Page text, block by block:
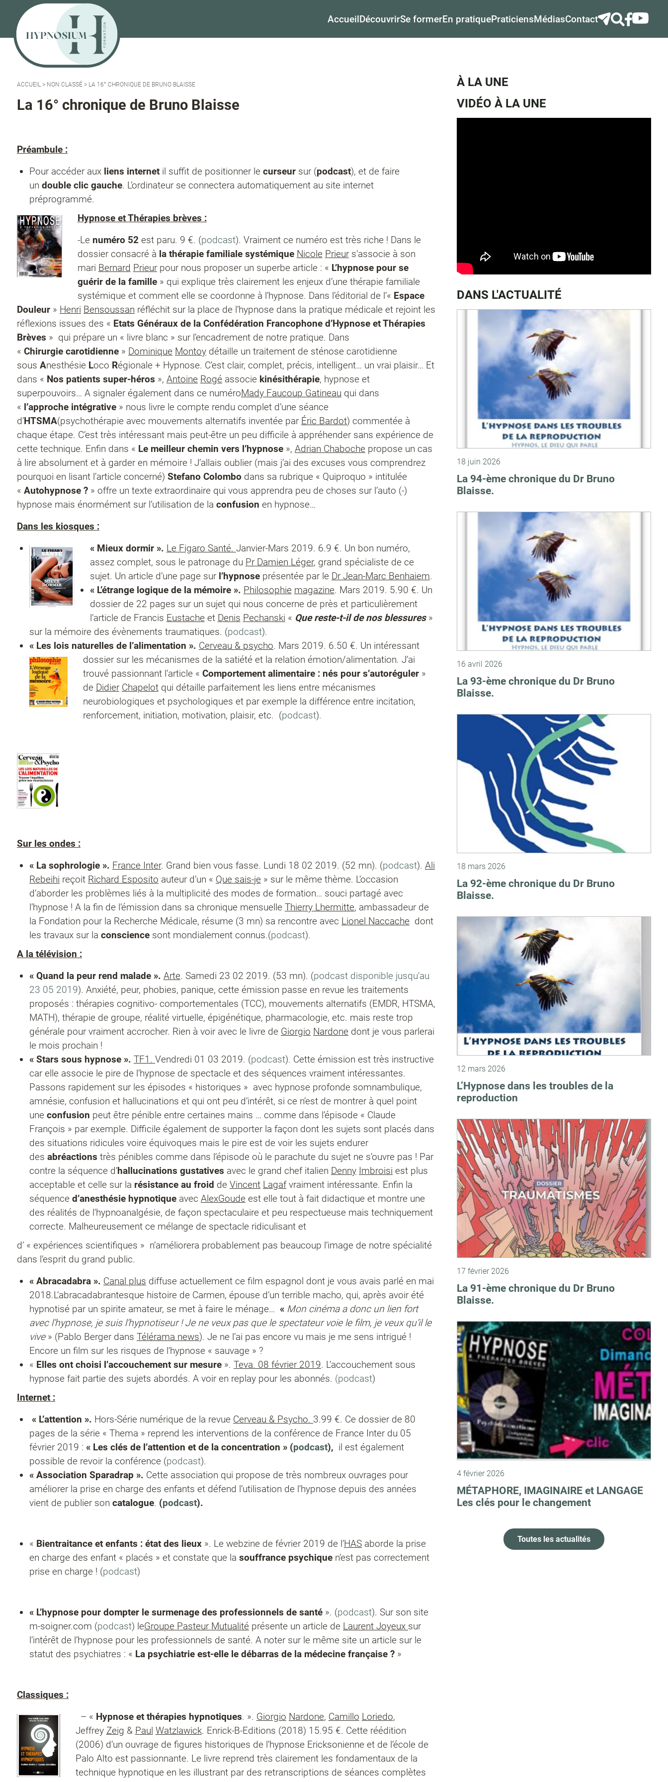
AccueilDécouvrirSe formerEn pratiquePraticiensMédiasContact
ACCUEIL > NON CLASSÉ > LA 16° CHRONIQUE DE BRUNO BLAISSE
La 16° chronique de Bruno Blaisse
Préambule :
Pour accéder aux liens internet il suffit de positionner le curseur sur (podcast), et de faire
un double clic gauche. L’ordinateur se connectera automatiquement au site internet
préprogrammé.
Hypnose et Thérapies brèves :
-Le numéro 52est paru. 9 €. (podcast). Vraiment ce numéro est très riche ! Dans le
dossier consacré à la thérapie familiale systémique Nicole Prieurs’associe à son
mari Bernard Prieurpour nous proposer un superbe article : « L’hypnose pour se
guérir de la famille» qui explique très clairement les enjeux d’une thérapie familiale
systémique et comment elle se coordonne à l’hypnose. Dans l’éditorial de l’« Espace
Douleur » Henri Bensoussan réfléchit sur la place de l’hypnose dans la pratique médicale et rejoint les
réflexions issues des « Etats Généraux de la Confédération Francophone d’Hypnose et Thérapies
Brèves » qui prépare un « livre blanc » sur l’encadrement de notre pratique. Dans
« Chirurgie carotidienne » Dominique Montoy détaille un traitement de sténose carotidienne
sous Anesthésie Loco Régionale + Hypnose. C’est clair, complet, précis, intelligent… un vrai plaisir… Et
dans « Nos patients super-héros », Antoine Rogé associe kinésithérapie, hypnose et
superpouvoirs… A signaler également dans ce numéroMady Faucoup Gatineau qui dans
« l’approche intégrative » nous livre le compte rendu complet d’une séance
d’HTSMA(psychothérapie avec mouvements alternatifs inventée par Éric Bardot) commentée à
chaque étape. C’est très intéressant mais peut-être un peu difficile à appréhender sans expérience de
cette technique. Enfin dans « Le meilleur chemin vers l’hypnose », Adrian Chaboche propose un cas
à lire absolument et à garder en mémoire ! J’allais oublier (mais j’ai des excuses vous comprendrez
pourquoi en lisant l’article concerné) Stefano Colombo dans sa rubrique « Quiproquo » intitulée
« Autohypnose ? » offre un texte extraordinaire qui vous apprendra peu de choses sur l’auto (-)
hypnose mais énormément sur l’utilisation de la confusion en hypnose…
Dans les kiosques :
« Mieux dormir ». Le Figaro Santé. Janvier-Mars 2019. 6.9 €. Un bon numéro,
assez complet, sous le patronage du Pr Damien Léger, grand spécialiste de ce
sujet. Un article d’une page sur l’hypnoseprésentée par le Dr Jean-Marc Benhaiem.
« L’étrange logique de la mémoire ». Philosophie magazine. Mars 2019. 5.90 €. Un
dossier de 22 pages sur un sujet qui nous concerne de près et particulièrement
l’article de Francis Eustache et Denis Pechanski « Que reste-t-il de nos blessures»
sur la mémoire des évènements traumatiques. (podcast).
« Les lois naturelles de l’alimentation ». Cerveau & psycho. Mars 2019. 6.50 €. Un intéressant
dossier sur les mécanismes de la satiété et la relation émotion/alimentation. J’ai
trouvé passionnant l’article « Comportement alimentaire : nés pour s’autoréguler»
de Didier Chapelotqui détaille parfaitement les liens entre mécanismes
neurobiologiques et psychologiques et par exemple la différence entre incitation,
renforcement, initiation, motivation, plaisir, etc. (podcast).
Sur les ondes :
« La sophrologie ». France Inter. Grand bien vous fasse. Lundi 18 02 2019. (52 mn). (podcast). Ali
Rebeihi reçoit Richard Esposito auteur d’un « Que sais-je » sur le même thème. L’occasion
d’aborder les problèmes liés à la multiplicité des modes de formation… souci partagé avec
l’hypnose ! A la fin de l’émission dans sa chronique mensuelle Thierry Lhermitte, ambassadeur de
la Fondation pour la Recherche Médicale, résume (3 mn) sa rencontre avec Lionel Naccache dont
les travaux sur la conscience sont mondialement connus.(podcast).
A la télévision :
« Quand la peur rend malade ». Arte. Samedi 23 02 2019. (53 mn). (podcast disponible jusqu’au
23 05 2019). Anxiété, peur, phobies, panique, cette émission passe en revue les traitements
proposés : thérapies cognitivo- comportementales (TCC), mouvements alternatifs (EMDR, HTSMA,
MATH), thérapie de groupe, réalité virtuelle, épigénétique, pharmacologie, etc. mais reste trop
générale pour vraiment accrocher. Rien à voir avec le livre de Giorgio Nardone dont je vous parlerai
le mois prochain !
« Stars sous hypnose ». TF1. Vendredi 01 03 2019. (podcast). Cette émission est très instructive
car elle associe le pire de l’hypnose de spectacle et des séquences vraiment intéressantes.
Passons rapidement sur les épisodes « historiques » avec hypnose profonde somnambulique,
amnésie, confusion et hallucinations et qui ont peu d’intérêt, si ce n’est de montrer à quel point
une confusion peut être pénible entre certaines mains … comme dans l’épisode « Claude
François » par exemple. Difficile également de supporter la façon dont les sujets sont placés dans
des situations ridicules voire équivoques mais le pire est de voir les sujets endurer
des abréactions très pénibles comme dans l’épisode où le parachute du sujet ne s’ouvre pas ! Par
contre la séquence d’hallucinations gustatives avec le grand chef italien Denny Imbroisi est plus
acceptable et celle sur la résistance au froid de Vincent Lagafvraiment intéressante. Enfin la
séquence d’anesthésie hypnotique avec AlexGoude est elle tout à fait didactique et montre une
des réalités de l’hypnoanalgésie, de façon spectaculaire et peu respectueuse mais techniquement
correcte. Malheureusement ce mélange de spectacle ridiculisant et
d’ « expériences scientifiques » n’améliorera probablement pas beaucoup l’image de notre spécialité
dans l’esprit du grand public.
« Abracadabra ». Canal plus diffuse actuellement ce film espagnol dont je vous avais parlé en mai
2018.L’abracadabrantesque histoire de Carmen, épouse d’un terrible macho, qui, après avoir été
hypnotisé par un spirite amateur, se met à faire le ménage… « Mon cinéma a donc un lien fort
avec l’hypnose, je suis l’hypnotiseur ! Je ne veux pas que le spectateur voie le film, je veux qu’il le
vive » (Pablo Berger dans Télérama news). Je ne l’ai pas encore vu mais je me sens intrigué !
Encore un film sur les risques de l’hypnose « sauvage » ?
« Elles ont choisi l’accouchement sur mesure ». Teva. 08 février 2019. L’accouchement sous
hypnose fait partie des sujets abordés. A voir en replay pour les abonnés. (podcast)
Internet :
« L’attention ». Hors-Série numérique de la revue Cerveau & Psycho. 3.99 €. Ce dossier de 80
pages de la série « Thema » reprend les interventions de la conférence de France Inter du 05
février 2019 : « Les clés de l’attention et de la concentration » (podcast), il est également
possible de revoir la conférence (podcast).
« Association Sparadrap ». Cette association qui propose de très nombreux ouvrages pour
améliorer la prise en charge des enfants et défend l’utilisation de l’hypnose depuis des années
vient de publier son catalogue. (podcast).
« Bientraitance et enfants : état des lieux ». Le webzine de février 2019 de l’HAS aborde la prise
en charge des enfant « placés » et constate que la souffrance psychique n’est pas correctement
prise en charge ! (podcast)
« L’hypnose pour dompter le surmenage des professionnels de santé ». (podcast). Sur son site
m-soigner.com (podcast) leGroupe Pasteur Mutualité présente un article de Laurent Joyeux sur
l’intérêt de l’hypnose pour les professionnels de santé. A noter sur le même site un article sur le
statut des psychiatres : « La psychiatrie est-elle le débarras de la médecine française ? »
Classiques :
– « Hypnose et thérapies hypnotiques. ». Giorgio Nardone, Camillo Loriedo,
Jeffrey Zeig & Paul Watzlawick. Enrick-B-Editions (2018) 15.95 €. Cette réédition
(2006) d’un ouvrage de figures historiques de l’hypnose Ericksonienne et de l’école de
Palo Alto est passionnante. Le livre reprend très clairement les fondamentaux de la
technique hypnotique en les illustrant par des retranscriptions de séances complètes
À LA UNE
VIDÉO À LA UNE
DANS L'ACTUALITÉ
18 juin 2026
La 94-ème chronique du Dr Bruno
Blaisse.
16 avril 2026
La 93-ème chronique du Dr Bruno
Blaisse.
18 mars 2026
La 92-ème chronique du Dr Bruno
Blaisse.
12 mars 2026
L’Hypnose dans les troubles de la
reproduction
17 février 2026
La 91-ème chronique du Dr Bruno
Blaisse.
4 février 2026
MÉTAPHORE, IMAGINAIRE et LANGAGE
Les clés pour le changement
Toutes les actualités